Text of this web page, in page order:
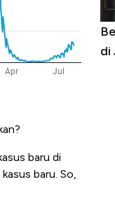
baru di
baru. So,
Tanpa AC